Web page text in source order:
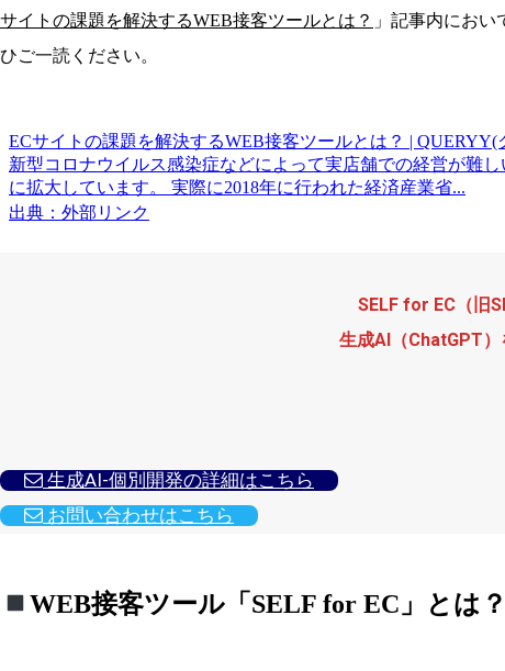
サイトの課題を解決するWEB接客ツールとは？ 」記事内にお
ひご一読ください。
ECサイトの課題を解決するWEB接客ツールとは？ | QUERYY(
新型コロナウイルス感染症などによって実店舗での経営が難
に拡大しています。 実際に2018年に行われた経済産業省...
出典：外部リンク
SELF for EC（旧
生成AI（ChatGPT）
生成AI-個別開発の詳細はこちら
お問い合わせはこちら
WEB接客ツール「SELF for EC」とは？